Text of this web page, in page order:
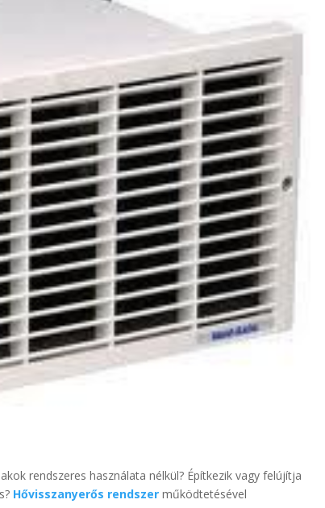
rendszeres használata nélkül? Építkezik vagy felújítja
Hővisszanyerős rendszer működtetésével